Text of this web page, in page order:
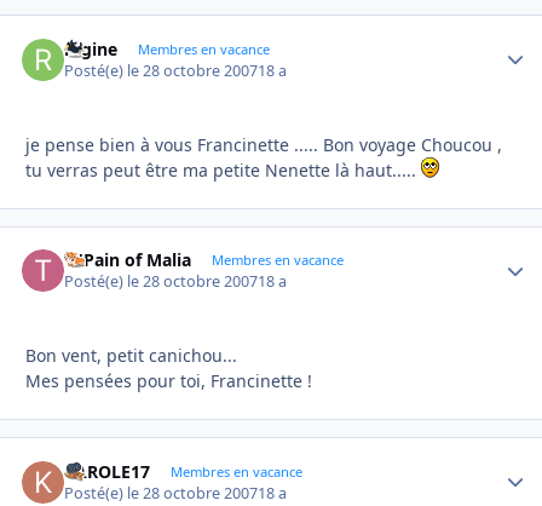
regine Membres en vacance
Posté(e) le 28 octobre 200718 a
je pense bien à vous Francinette ..... Bon voyage Choucou ,
tu verras peut être ma petite Nenette là haut.....
Ti'Pain of Malia Membres en vacance
Posté(e) le 28 octobre 200718 a
Bon vent, petit canichou...
Mes pensées pour toi, Francinette !
KAROLE17 Membres en vacance
Posté(e) le 28 octobre 200718 a